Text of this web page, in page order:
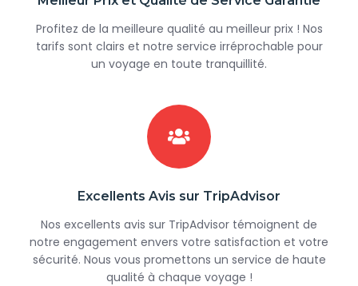
Profitez de la meilleure qualité au meilleur prix ! Nos
tarifs sont clairs et notre service irréprochable pour
un voyage en toute tranquillité.
Excellents Avis sur TripAdvisor
Nos excellents avis sur TripAdvisor témoignent de
notre engagement envers votre satisfaction et votre
sécurité. Nous vous promettons un service de haute
qualité à chaque voyage !